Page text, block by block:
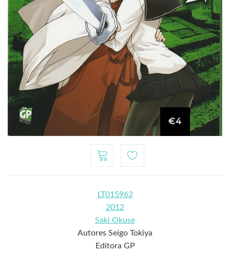
€4
LT015962
2012
Saki Okuse
Autores Seigo Tokiya
Editora GP